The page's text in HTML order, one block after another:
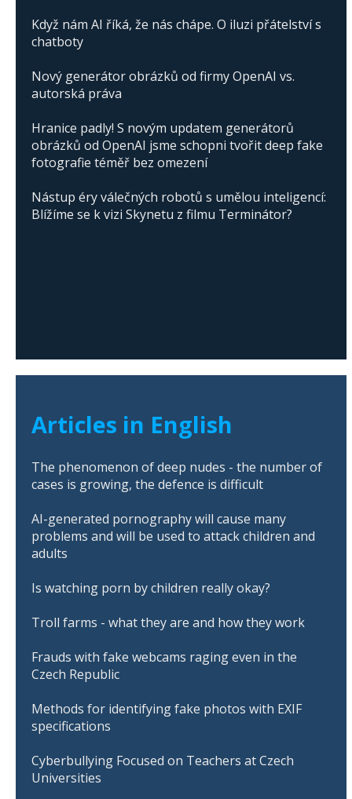
Když nám AI říká, že nás chápe. O iluzi přátelství s
chatboty
Nový generátor obrázků od firmy OpenAI vs.
autorská práva
Hranice padly! S novým updatem generátorů
obrázků od OpenAI jsme schopni tvořit deep fake
fotografie téměř bez omezení
Nástup éry válečných robotů s umělou inteligencí:
Blížíme se k vizi Skynetu z filmu Terminátor?
Articles in English
The phenomenon of deep nudes - the number of
cases is growing, the defence is difficult
AI-generated pornography will cause many
problems and will be used to attack children and
adults
Is watching porn by children really okay?
Troll farms - what they are and how they work
Frauds with fake webcams raging even in the
Czech Republic
Methods for identifying fake photos with EXIF
specifications
Cyberbullying Focused on Teachers at Czech
Universities